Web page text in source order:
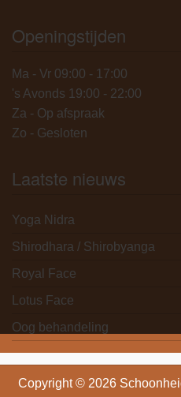
Openingstijden
Ma - Vr 09:00 - 17:00
's Avonds 19:00 - 22:00
Za - Op afspraak
Zo - Gesloten
Laatste nieuws
Yoga Nidra
Shirodhara / Shirobyanga
Royal Face
Lotus Face
Oog behandeling
Copyright © 2026